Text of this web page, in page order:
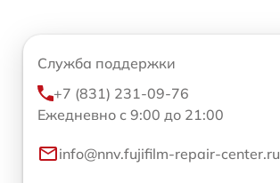
Служба поддержки
+7 (831) 231-09-76
Ежедневно с 9:00 до 21:00
info@nnv.fujifilm-repair-center.ru